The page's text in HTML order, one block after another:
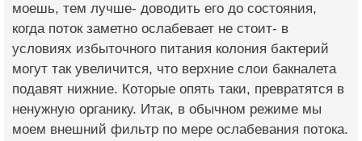
моешь, тем лучше- доводить его до состояния,
когда поток заметно ослабевает не стоит- в
условиях избыточного питания колония бактерий
могут так увеличится, что верхние слои бакналета
подавят нижние. Которые опять таки, превратятся в
ненужную органику. Итак, в обычном режиме мы
моем внешний фильтр по мере ослабевания потока.